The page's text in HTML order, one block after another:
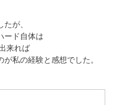
が、
ード自体は
来れば
私の経験と感想でした。